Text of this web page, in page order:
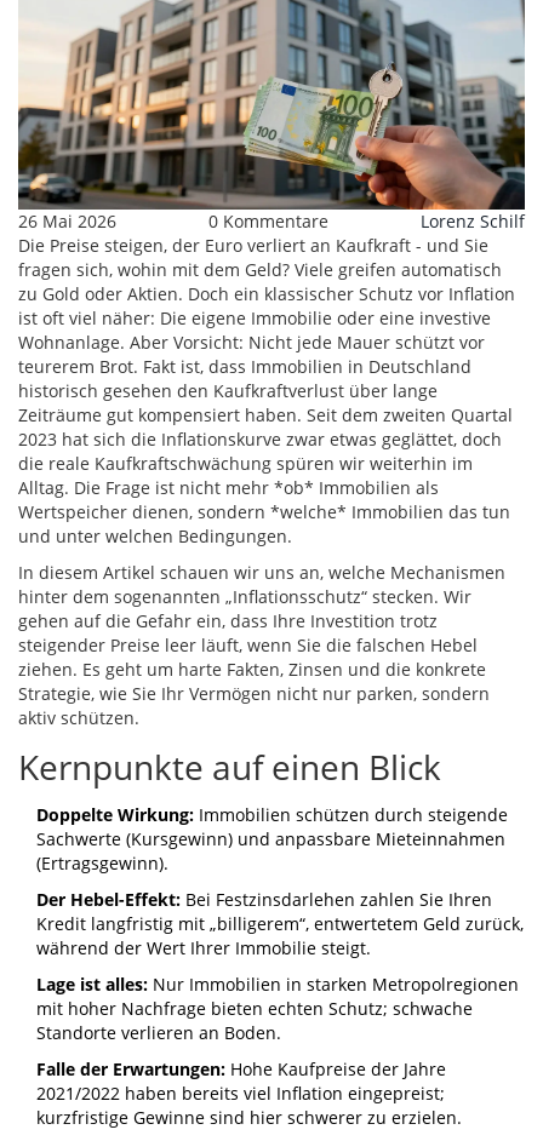
26 Mai 2026 0 Kommentare
Lorenz Schilf
Die Preise steigen, der Euro verliert an Kaufkraft - und Sie
fragen sich, wohin mit dem Geld? Viele greifen automatisch
zu Gold oder Aktien. Doch ein klassischer Schutz vor Inflation
ist oft viel näher: Die eigene Immobilie oder eine investive
Wohnanlage. Aber Vorsicht: Nicht jede Mauer schützt vor
teurerem Brot. Fakt ist, dass Immobilien in Deutschland
historisch gesehen den Kaufkraftverlust über lange
Zeiträume gut kompensiert haben. Seit dem zweiten Quartal
2023 hat sich die Inflationskurve zwar etwas geglättet, doch
die reale Kaufkraftschwächung spüren wir weiterhin im
Alltag. Die Frage ist nicht mehr *ob* Immobilien als
Wertspeicher dienen, sondern *welche* Immobilien das tun
und unter welchen Bedingungen.
In diesem Artikel schauen wir uns an, welche Mechanismen
hinter dem sogenannten „Inflationsschutz“ stecken. Wir
gehen auf die Gefahr ein, dass Ihre Investition trotz
steigender Preise leer läuft, wenn Sie die falschen Hebel
ziehen. Es geht um harte Fakten, Zinsen und die konkrete
Strategie, wie Sie Ihr Vermögen nicht nur parken, sondern
aktiv schützen.
Kernpunkte auf einen Blick
Doppelte Wirkung: Immobilien schützen durch steigende
Sachwerte (Kursgewinn) und anpassbare Mieteinnahmen
(Ertragsgewinn).
Der Hebel-Effekt: Bei Festzinsdarlehen zahlen Sie Ihren
Kredit langfristig mit „billigerem“, entwertetem Geld zurück,
während der Wert Ihrer Immobilie steigt.
Lage ist alles: Nur Immobilien in starken Metropolregionen
mit hoher Nachfrage bieten echten Schutz; schwache
Standorte verlieren an Boden.
Falle der Erwartungen: Hohe Kaufpreise der Jahre
2021/2022 haben bereits viel Inflation eingepreist;
kurzfristige Gewinne sind hier schwerer zu erzielen.